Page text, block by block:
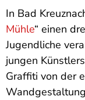
In Bad
Mühle“ einen
Jugendliche
jungen
Graffiti von der